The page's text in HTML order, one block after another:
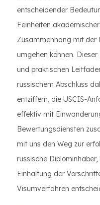
entscheidender
Feinheiten
Zusammenhang mit der
umgehen können.
und praktischen
russischem Abschluss
entziffern, die USCIS-
effektiv mit
Bewertungsdiensten
mit uns den Weg zur
russische
Einhaltung der
Visumverfahren